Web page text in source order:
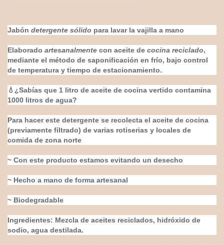
Jabón detergente sólido para lavar la vajilla a mano
Elaborado artesanalmente con aceite de cocina reciclado,
mediante el método de saponificación en frío, bajo control
de temperatura y tiempo de estacionamiento.
💧¿Sabías que 1 litro de aceite de cocina vertido contamina
1000 litros de agua?
Para hacer este detergente se recolecta el aceite de cocina
(previamente filtrado) de varias rotiserias y locales de
comida de zona norte
~ Con este producto estamos evitando un desecho
~ Hecho a mano de forma artesanal
~ Biodegradable
Ingredientes: Mezcla de aceites reciclados, hidróxido de
sodio, agua destilada.